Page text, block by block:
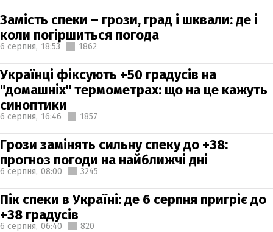
Замість спеки – грози, град і шквали: де і
коли погіршиться погода
6 серпня, 18:53 1862
Українці фіксують +50 градусів на
"домашніх" термометрах: що на це кажуть
синоптики
6 серпня, 16:46 1857
Грози замінять сильну спеку до +38:
прогноз погоди на найближчі дні
6 серпня, 08:00 3245
Пік спеки в Україні: де 6 серпня пригріє до
+38 градусів
6 серпня, 06:40 820